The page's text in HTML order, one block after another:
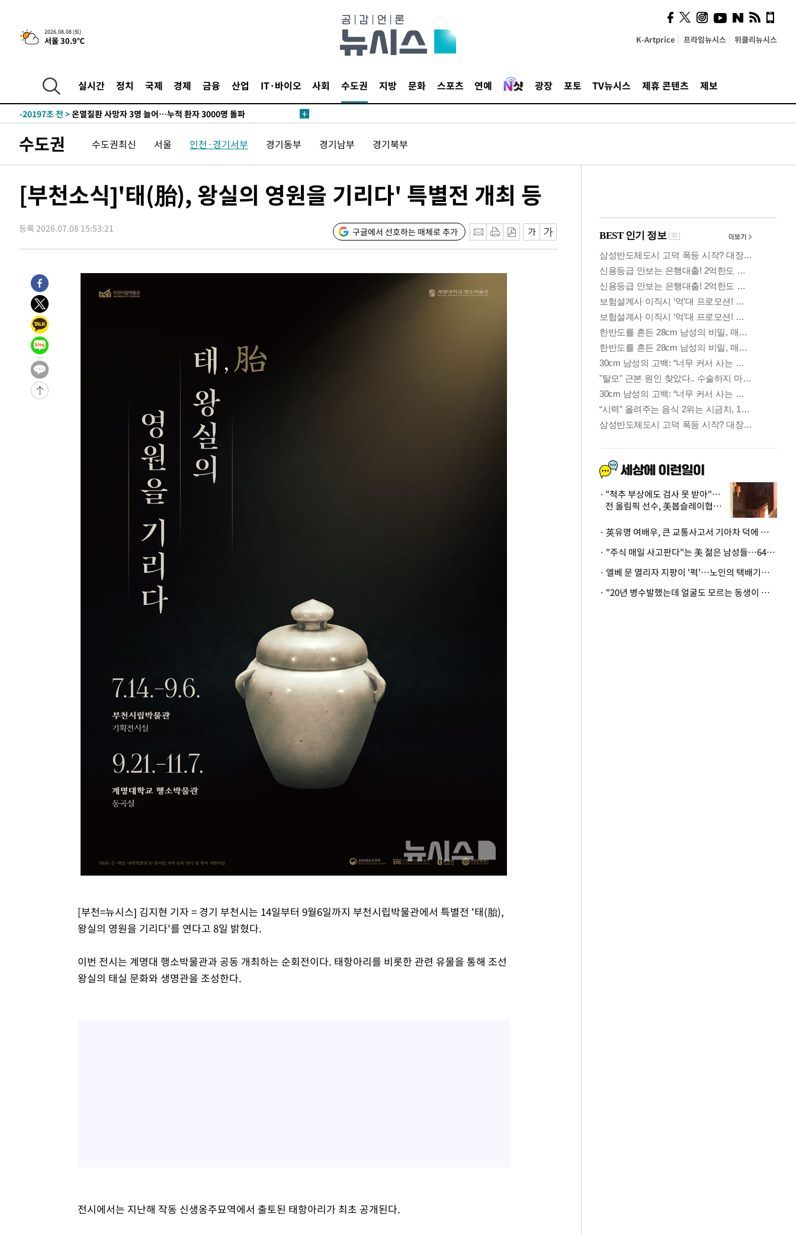
2026.08.08 (토)
서울 30.9℃ K-Artprice 프라임뉴시스 위클리뉴시스
실시간 정치 국제 경제 금융 산업 IT·바이오 사회 수도권 지방 문화 스포츠 연예 광장 포토 TV뉴시스 제휴 콘텐츠 제보
42.08%·宋 10.17%
-28467초 전 >이강인 "아틀레티코 이적 기뻐…등번호 7번 의미보단 팀 위해 뛸
것"
-28402초 전 >[속보]與 당대표 경선, 제주·인천 권리당원 투표 김민석 승리
-21446초 전 >
[속보]이강인 "감독님이 원하는 마음 느꼈고, 많은 트로피 원해 아
틀레티코 이적"
-21228초 전 >
-20197초 전 >온열질환 사망자 3명 늘어…누적 환자 3000명 돌파
-10249초 전 >
백운산서 80년근 천종산삼 9뿌리 발견…감정가 1.3억원
-7959초 전 >선재도서 해루질 나섰다 실종 60대, 닷새 만에 숨진 채 발견
-4869초 전 > 여수 오동도 해상서 모터보트 전복…1명 사망·1명 실종
주 날씨]
31분 전 >축구협회 "압수수색·성접대 논란 사과…쇄신의 기회로 삼겠다"
56분 전 >[속보]'압수수색·성접대 논란' 축구협회 "실망과 걱정 안겨드려 죄송"
6시간 전 >
-29718초 전 >
[속보]與최고위원 제주·인천 순회경선…박선원·최민희·서미화·
한민수·김용 순
-29671초 전 >
청래 44.56%
-28953초 전 >
42.08%·宋 10.17%
-28487초 전 >
이강인 "아틀레티코 이적 기뻐…등번호 7번 의미보단 팀 위해 뛸
-28422초 전 >
[속보]與 당대표 경선, 제주·인천 권리당원 투표 김민석 승리
-22196초 전 >
낮 최고 35도 '무더위'…동해안 시간당 30㎜ '강한 비'[내일날씨]
-21466초 전 >
[속보]이강인 "감독님이 원하는 마음 느꼈고, 많은 트로피 원해 아
수도권 40도 육박 '펄펄'…동해안 일부 지역엔 호의주의보
온열질환 사망자 3명 늘어…누적 환자 3000명 돌파
강릉에 시간당 81.4㎜ 물폭탄…도로 잠기고 담벼락 붕괴
백운산서 80년근 천종산삼 9뿌리 발견…감정가 1.3억원
선재도서 해루질 나섰다 실종 60대, 닷새 만에 숨진 채 발견
남자 농구, 나고야 아시안게임서 '홈팀' 일본과 한일전
극한폭염 한풀 꺾이지만…'낮 최고 35도' 무더위, 열대야 계속[다음
축구협회 "압수수색·성접대 논란 사과…쇄신의 기회로 삼겠다"
[속보]'압수수색·성접대 논란' 축구협회 "실망과 걱정 안겨드려 죄송"
'최고 37도' 폭염 지속…강원동해안 최대 150㎜ 비
[속보]뉴욕증시 상승 마감…S&P 0.6% 나스닥 1.3%↑
수도권 수도권최신 서울 인천·경기서부 경기동부 경기남부 경기북부
[부천소식]'태(胎), 왕실의 영원을 기리다' 특별전 개최 등
등록 2026.07.08 15:53:21 구글에서 선호하는 매체로 추가
[부천=뉴시스] 김지현 기자 = 경기 부천시는 14일부터 9월6일까지 부천시립박물관에서 특별전 '태(胎),
왕실의 영원을 기리다'를 연다고 8일 밝혔다.
이번 전시는 계명대 행소박물관과 공동 개최하는 순회전이다. 태항아리를 비롯한 관련 유물을 통해 조선
왕실의 태실 문화와 생명관을 조성한다.
전시에서는 지난해 작동 신생옹주묘역에서 출토된 태항아리가 최초 공개된다.
사이 해답 찾았죠"…알을
깨고 나온 '초자아'
"척추 부상에도 검사 못 받아"…
전 올림픽 선수, 美봅슬레이협회
· 英유명 여배우, 큰 교통사고서 기아차 덕에 살았다
· "주식 매일 사고판다"는 美 젊은 남성들…64%가 "나는 인생의 패배자“
· 엘베 문 열리자 지팡이 '퍽'…노인의 택배기사 폭행 이유
· "20년 병수발했는데 얼굴도 모르는 동생이 유산 절반을"…배다른 형제 상속권 있을까